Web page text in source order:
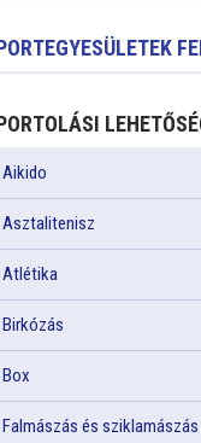
Aikido
Asztalitenisz
Atlétika
Birkózás
Box
Falmászás és sziklamászás